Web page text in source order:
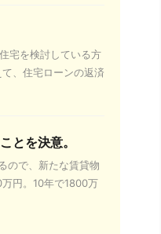
宅を検討している方
、住宅ローンの返済
とを決意。
ので、新たな賃貸物
円。10年で1800万